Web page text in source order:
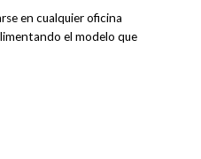
en cualquier oficina
el modelo que